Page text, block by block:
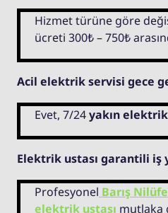
Hizmet türüne göre
ücreti 300₺ – 750₺
Acil elektrik servisi gece
Evet, 7/24yakın
Elektrik ustası garantili iş
Profesyonel Barış
elektrik ustası mutlaka